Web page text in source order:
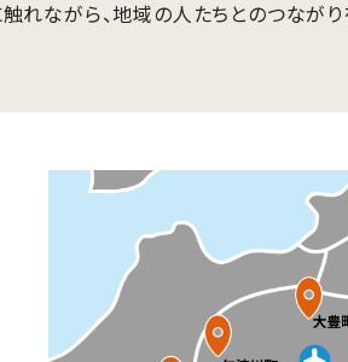
ながら、地域の人たちとのつながり